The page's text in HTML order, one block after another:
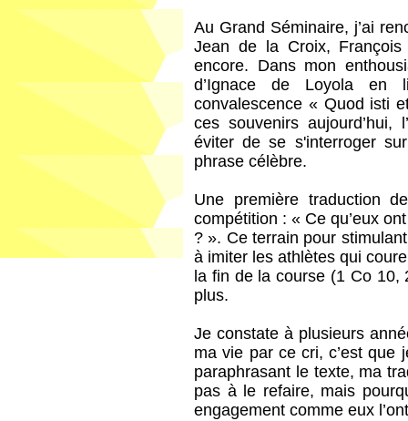
Au Grand Séminaire, j’ai
Jean de la Croix, François
encore. Dans mon
d’Ignace de Loyola
convalescence « Quod isti
ces souvenirs
éviter de se s'interroger
phrase célèbre.
Une première traduction
compétition : « Ce qu’eux
? ». Ce terrain pour
à imiter les athlètes qui
la fin de la course (1 Co 10,
plus.
Je constate à plusieurs
ma vie par ce cri, c’est que
paraphrasant le texte, ma
pas à le refaire, mais
engagement comme eux